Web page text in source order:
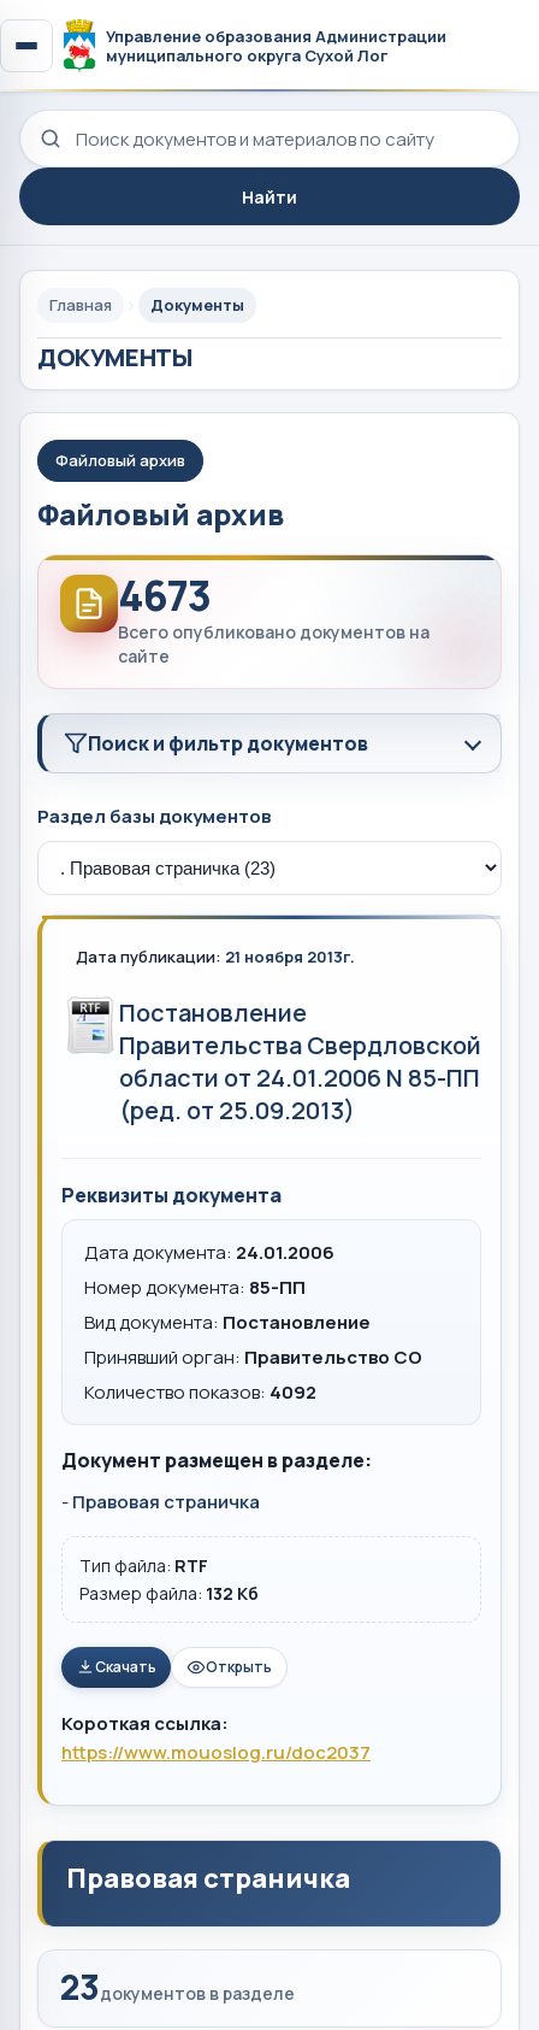
Управление образования Администрации
муниципального округа Сухой Лог
Поиск по сайту
Найти
Главная Документы
ДОКУМЕНТЫ
Файловый архив
Файловый архив
4673
Всего опубликовано документов на
сайте
Поиск и фильтр документов
Раздел базы документов
Дата публикации: 21 ноября 2013г.
Постановление
Правительства Свердловской
области от 24.01.2006 N 85-ПП
(ред. от 25.09.2013)
Реквизиты документа
Дата документа: 24.01.2006
Номер документа: 85-ПП
Вид документа: Постановление
Принявший орган: Правительство СО
Количество показов: 4092
Документ размещен в разделе:
-Правовая страничка
Тип файла: RTF
Размер файла: 132 Кб
Скачать Открыть
Короткая ссылка:
https://www.mouoslog.ru/doc2037
Правовая страничка
23документов в разделе